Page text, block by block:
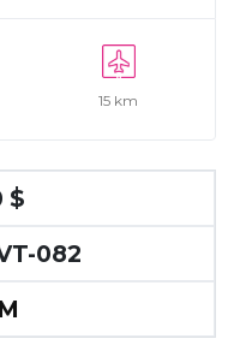
15 km
$
082